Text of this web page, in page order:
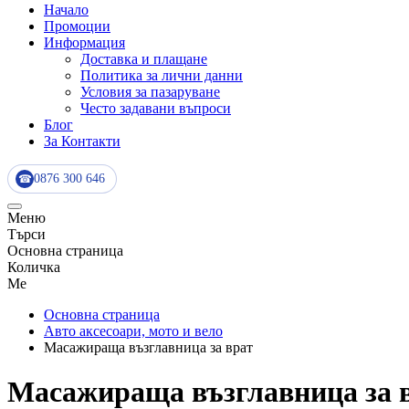
Начало
Промоции
Информация
Доставка и плащане
Политика за лични данни
Условия за пазаруване
Често задавани въпроси
Блог
За Контакти
☎ 0876 300 646
Меню
Търси
Основна страница
Количка
Me
Основна страница
Авто аксесоари, мото и вело
Масажираща възглавница за врат
Масажираща възглавница за